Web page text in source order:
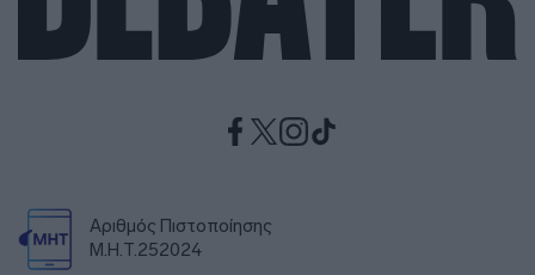
Αριθμός Πιστοποίησης
Μ.Η.Τ.252024